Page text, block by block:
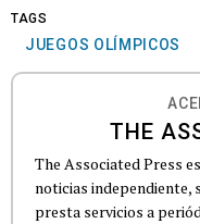
TAGS
JUEGOS OLÍMPICOS
THE
The Associated Press
noticias independiente,
presta servicios a